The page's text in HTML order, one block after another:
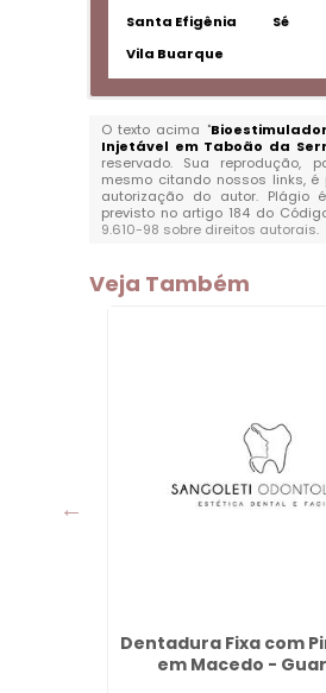
Santa Efigênia
Sé
Vila Buarque
O texto acima "
Injetável em Taboão da
reservado. Sua reprodução,
mesmo citando nossos links,
autorização do autor. Plágio
previsto no artigo 184 do
9.610-98 sobre direitos autorais.
Veja Também
Dentadura Fixa com
em Macedo -